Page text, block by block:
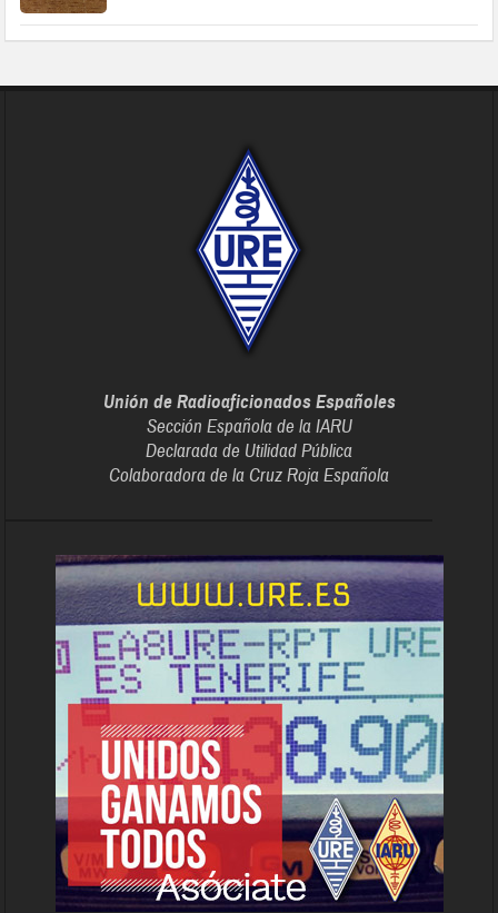
Unión de Radioaficionados Españoles
Sección Española de la IARU
Declarada de Utilidad Pública
Colaboradora de la Cruz Roja Española